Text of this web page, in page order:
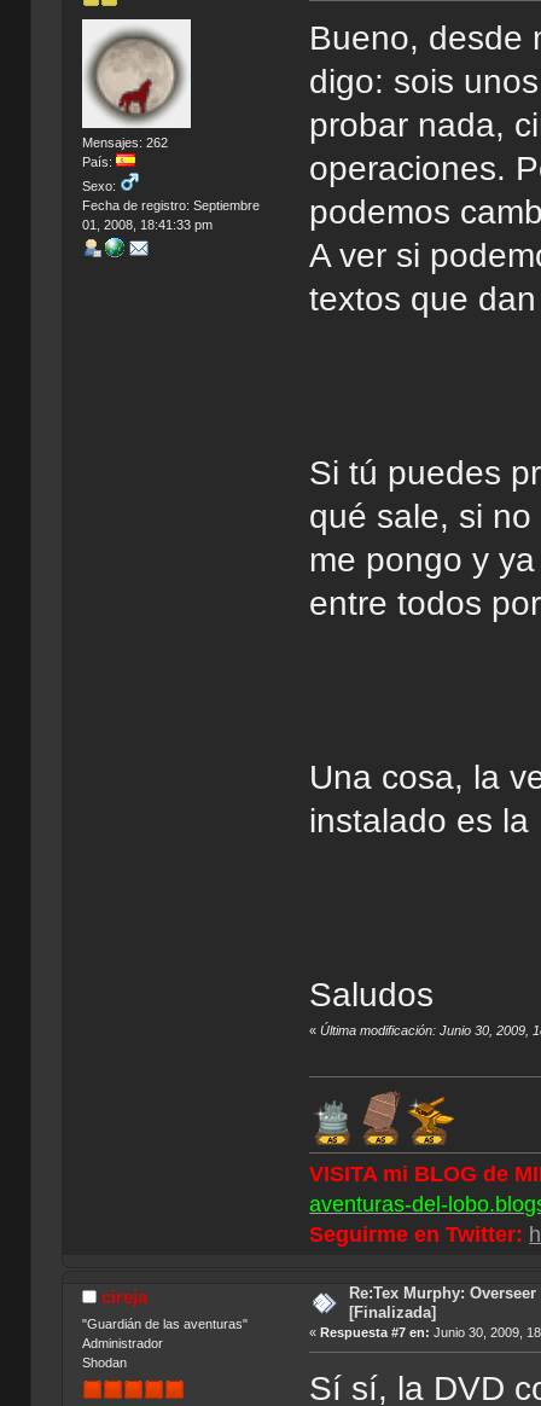
Mensajes: 262
País:
Sexo:
Fecha de registro: Septiembre
01, 2008, 18:41:33 pm
Bueno, desde
digo: sois
probar nada,
operaciones.
podemos
A ver si
textos que
Si tú puedes
qué sale, si
me pongo y
entre todos
Una cosa, la
instalado es la
Saludos
«Última modificación: Junio 30, 2009,
VISITA mi BLOG de
aventuras-del-
Seguirme en Twitter:
cireja
"Guardián de las aventuras"
Administrador
Shodan
Re:Tex Murphy:
[Finalizada]
«Respuesta #7 en: Junio 30, 2009,
Sí sí, la DVD